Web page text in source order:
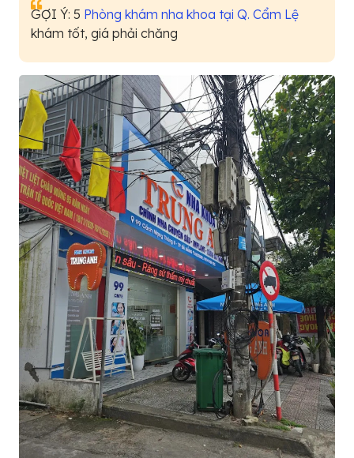
GỢI Ý: 5 Phòng khám nha khoa tại Q. Cẩm Lệ
khám tốt, giá phải chăng